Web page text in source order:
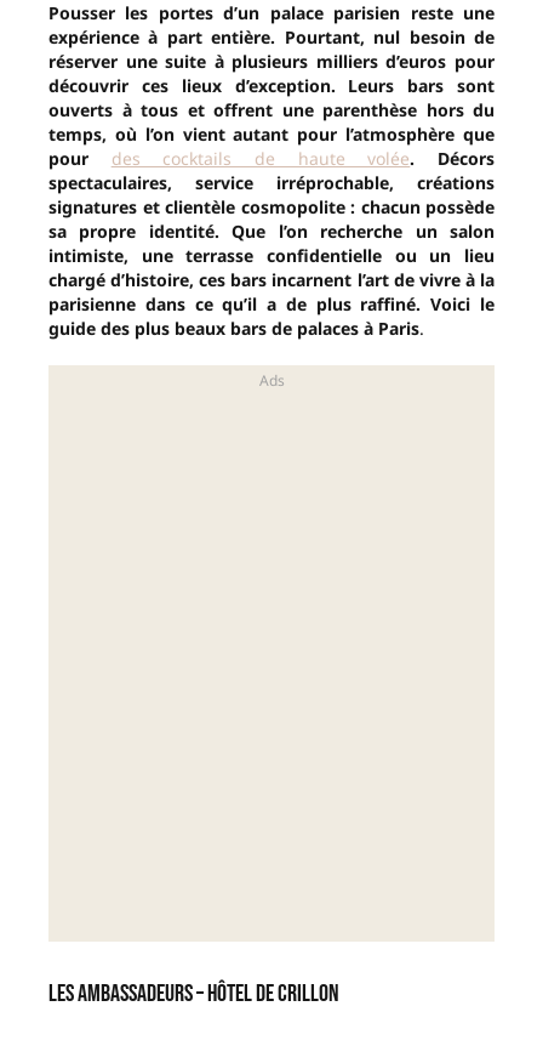
Pousser les portes d’un palace parisien reste une
expérience à part entière. Pourtant, nul besoin de
réserver une suite à plusieurs milliers d’euros pour
découvrir ces lieux d’exception. Leurs bars sont
ouverts à tous et offrent une parenthèse hors du
temps, où l’on vient autant pour l’atmosphère que
pour des cocktails de haute volée. Décors
spectaculaires, service irréprochable, créations
signatures et clientèle cosmopolite : chacun possède
sa propre identité. Que l’on recherche un salon
intimiste, une terrasse confidentielle ou un lieu
chargé d’histoire, ces bars incarnent l’art de vivre à la
parisienne dans ce qu’il a de plus raffiné. Voici le
guide des plus beaux bars de palaces à Paris.
Les Ambassadeurs – Hôtel de Crillon